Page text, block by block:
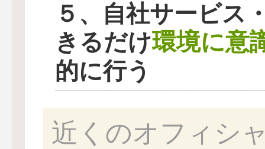
５、自社サービス
きるだけ環境に意
的に行う
近くのオフィシ